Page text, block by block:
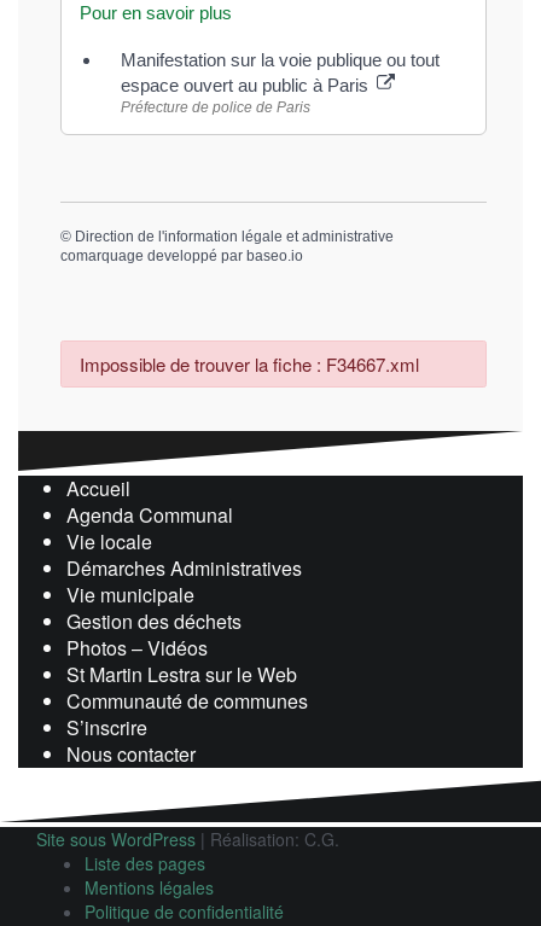
Pour en savoir plus
Manifestation sur la voie publique ou tout
espace ouvert au public à Paris
Préfecture de police de Paris
© Direction de l'information légale et administrative
comarquage developpé par baseo.io
Impossible de trouver la fiche : F34667.xml
Accueil
Agenda Communal
Vie locale
Démarches Administratives
Vie municipale
Gestion des déchets
Photos – Vidéos
St Martin Lestra sur le Web
Communauté de communes
S’inscrire
Nous contacter
Site sous WordPress | Réalisation: C.G.
Liste des pages
Mentions légales
Politique de confidentialité